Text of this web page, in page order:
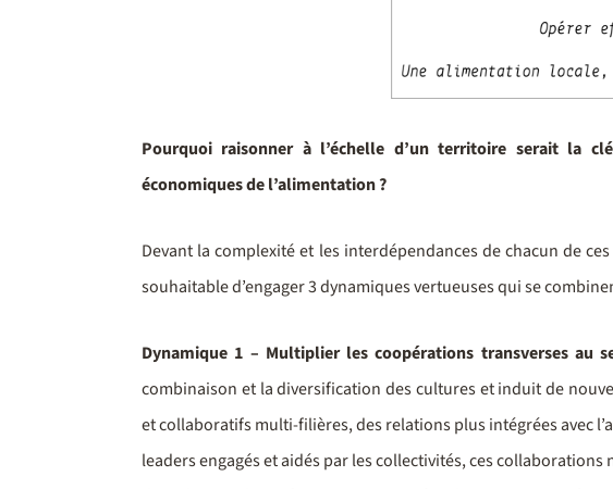
Pourquoi raisonner à l’échelle d’un territoire serait la
économiques de l’alimentation ?
Devant la complexité et les interdépendances de chacun de
souhaitable d’engager 3 dynamiques vertueuses qui se
Dynamique 1 – Multiplier les coopérations transverses au
combinaison et la diversification des cultures et induit de
et collaboratifs multi-filières, des relations plus intégrées avec
leaders engagés et aidés par les collectivités, ces